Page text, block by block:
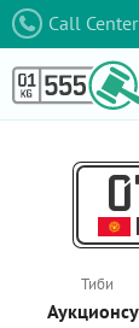
Call
Тиби